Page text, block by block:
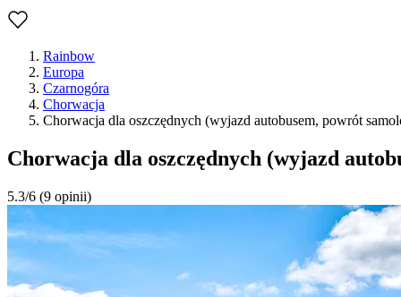
Rainbow
Europa
Czarnogóra
Chorwacja
Chorwacja dla oszczędnych (wyjazd autobusem, powrót
Chorwacja dla oszczędnych (wyjazd
5.3/6 (9 opinii)